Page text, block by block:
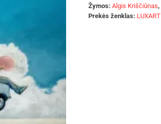
Žymos: Algis Kriščiūnas,
Prekės ženklas: LUXART